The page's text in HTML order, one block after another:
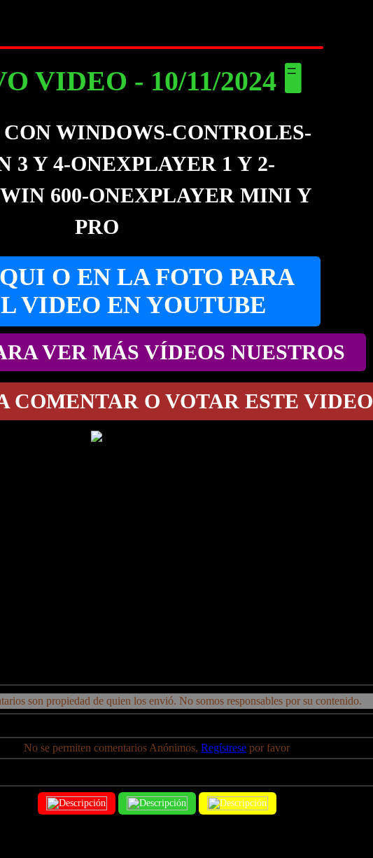
VIDEO - 10/11/2024 🖥️
WINDOWS-CONTROLES-
3 Y 4-ONEXPLAYER 1 Y 2-
600-ONEXPLAYER MINI Y
PRO
O EN LA FOTO PARA
VIDEO EN YOUTUBE
VER MÁS VÍDEOS NUESTROS
COMENTAR O VOTAR ESTE VIDEO
son propiedad de quien los envió. No somos responsables por su contenido.
No se permiten comentarios Anónimos, Regístrese por favor